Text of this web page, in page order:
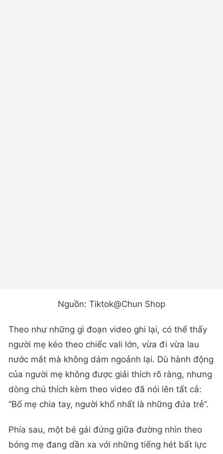
Nguồn: Tiktok@Chun Shop
Theo như những gì đoạn video ghi lại, có thể thấy
người mẹ kéo theo chiếc vali lớn, vừa đi vừa lau
nước mắt mà không dám ngoảnh lại. Dù hành động
của người mẹ không được giải thích rõ ràng, nhưng
dòng chú thích kèm theo video đã nói lên tất cả:
“Bố mẹ chia tay, người khổ nhất là những đứa trẻ”.
Phía sau, một bé gái đứng giữa đường nhìn theo
bóng mẹ đang dần xa với những tiếng hét bất lực